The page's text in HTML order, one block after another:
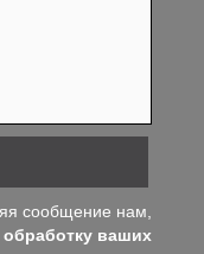
сообщение нам,
обработку ваших